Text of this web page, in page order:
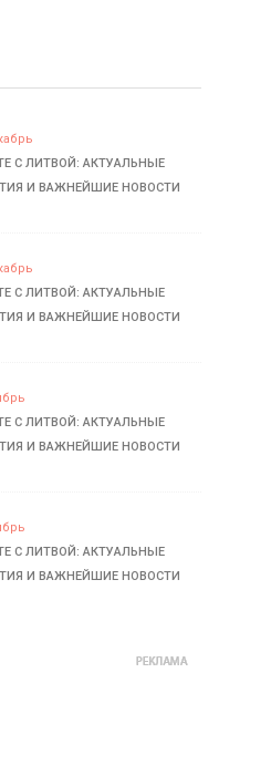
С ЛИТВОЙ: АКТУАЛЬНЫЕ
И ВАЖНЕЙШИЕ НОВОСТИ
С ЛИТВОЙ: АКТУАЛЬНЫЕ
И ВАЖНЕЙШИЕ НОВОСТИ
С ЛИТВОЙ: АКТУАЛЬНЫЕ
И ВАЖНЕЙШИЕ НОВОСТИ
С ЛИТВОЙ: АКТУАЛЬНЫЕ
И ВАЖНЕЙШИЕ НОВОСТИ